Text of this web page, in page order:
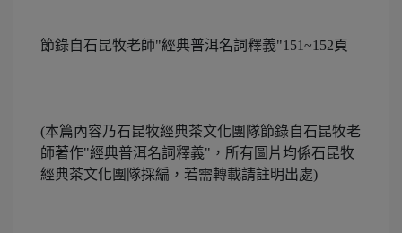
節錄自石昆牧老師"經典普洱名詞釋義"151~152頁
(本篇內容乃石昆牧經典茶文化團隊節錄自石昆牧老
師著作"經典普洱名詞釋義"，所有圖片均係石昆牧
經典茶文化團隊採編，若需轉載請註明出處)